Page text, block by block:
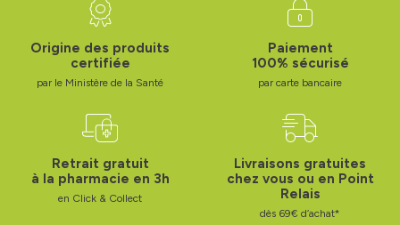
Origine des produits
certifiée
par le Ministère de la Santé
Paiement
100% sécurisé
par carte bancaire
Retrait gratuit
à la pharmacie en 3h
en Click & Collect
Livraisons gratuites
chez vous ou en Point
Relais
dès 69€ d’achat*